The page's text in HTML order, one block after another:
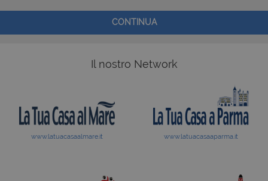
CONTINUA
Il nostro Network
www.latuacasaalmare.it www.latuacasaaparma.it